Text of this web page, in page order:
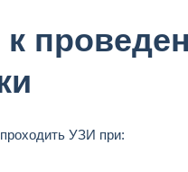
к
УЗИ при: